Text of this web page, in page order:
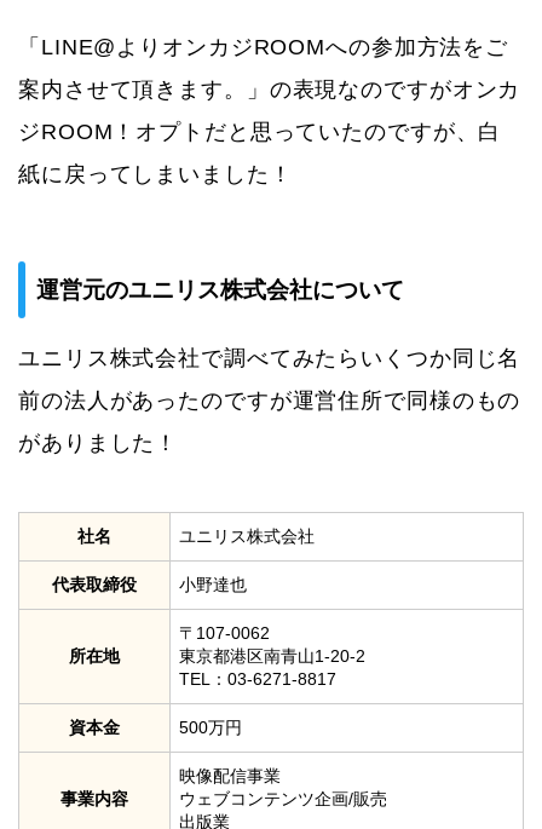
「LINE@よりオンカジROOMへの参加方法をご
案内させて頂きます。」の表現なのですがオンカ
ジROOM！オプトだと思っていたのですが、白
紙に戻ってしまいました！
運営元のユニリス株式会社について
ユニリス株式会社で調べてみたらいくつか同じ名
前の法人があったのですが運営住所で同様のもの
がありました！
社名 ユニリス株式会社
代表取締役 小野達也
所在地
〒107-0062
東京都港区南青山1-20-2
TEL：03-6271-8817
資本金 500万円
事業内容
映像配信事業
ウェブコンテンツ企画/販売
出版業